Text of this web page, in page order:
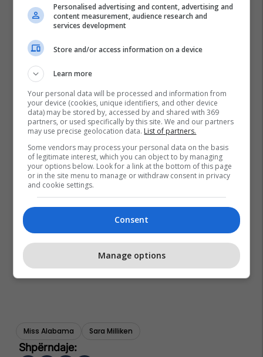
Miss Alabama Sara Milliken
Personalised advertising and content, advertising and
content measurement, audience research and
services development
Store and/or access information on a device
Learn more
Your personal data will be processed and information from
your device (cookies, unique identifiers, and other device
data) may be stored by, accessed by and shared with 369
partners, or used specifically by this site. We and our partners
may use precise geolocation data. List of partners.
Some vendors may process your personal data on the basis
of legitimate interest, which you can object to by managing
your options below. Look for a link at the bottom of this page
or in the site menu to manage or withdraw consent in privacy
and cookie settings.
Consent
Manage options